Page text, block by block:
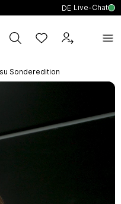
DE Live-Chat
Sonderedition